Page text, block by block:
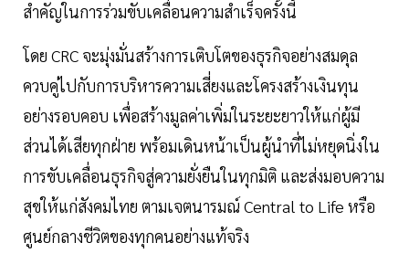
สำคัญในการร่วมขับเคลื่อนความสำเร็จครั้งนี้
โดย CRC จะมุ่งมั่นสร้างการเติบโตของธุรกิจอย่างสมดุล
ควบคู่ไปกับการบริหารความเสี่ยงและโครงสร้างเงินทุน
อย่างรอบคอบ เพื่อสร้างมูลค่าเพิ่มในระยะยาวให้แก่ผู้มี
ส่วนได้เสียทุกฝ่าย พร้อมเดินหน้าเป็นผู้นำที่ไม่หยุดนิ่งใน
การขับเคลื่อนธุรกิจสู่ความยั่งยืนในทุกมิติ และส่งมอบความ
สุขให้แก่สังคมไทย ตามเจตนารมณ์ Central to Life หรือ
ศูนย์กลางชีวิตของทุกคนอย่างแท้จริง